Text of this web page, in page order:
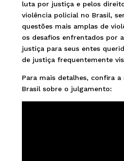
luta por justiça e pelos
violência policial no Brasil,
questões mais amplas de
os desafios enfrentados por
justiça para seus entes
de justiça frequentemente
Para mais detalhes, confira a
Brasil sobre o julgamento: